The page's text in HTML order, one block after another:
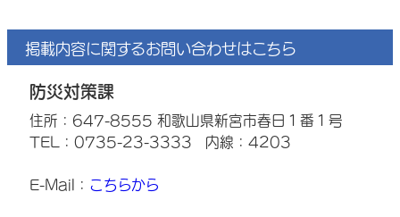
掲載内容に関するお問い合わせはこちら
防災対策課
住所：647-8555 和歌山県新宮市春日１番１号
TEL：0735-23-3333
内線：4203
E-Mail： こちらから